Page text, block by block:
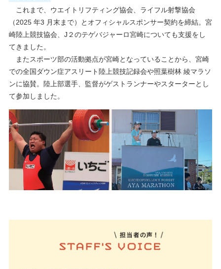
これまで、ウエイトリフティング協会、ライフル射撃協会
（2025 年3 月末まで）とオフィシャルスポンサー契約を締結。宮
崎陸上競技協会、J２のテゲバジャーロ宮崎についても支援をし
てきました。
またスポーツ部の活動拠点が宮崎となっていることから、宮崎
での全国ダウン症アスリート陸上競技記録会や照葉樹林 綾マラソ
ンに協賛。陸上部選手、監督がゲストランナーやスターターとし
て参加しました。